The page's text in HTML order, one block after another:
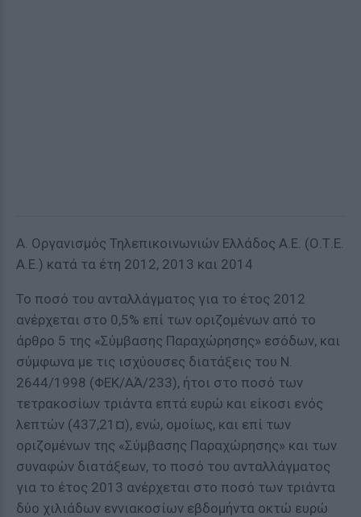
Α. Οργανισμός Τηλεπικοινωνιών Ελλάδος Α.Ε. (Ο.Τ.Ε.
Α.Ε.) κατά τα έτη 2012, 2013 και 2014
Το ποσό του ανταλλάγματος για το έτος 2012
ανέρχεται στο 0,5% επί των οριζομένων από το
άρθρο 5 της «Σύμβασης Παραχώρησης» εσόδων, και
σύμφωνα με τις ισχύουσες διατάξεις του Ν.
2644/1998 (ΦΕΚ/ΑΆ/233), ήτοι στο ποσό των
τετρακοσίων τριάντα επτά ευρώ και είκοσι ενός
λεπτών (437,21¤), ενώ, ομοίως, και επί των
οριζομένων της «Σύμβασης Παραχώρησης» και των
συναφών διατάξεων, το ποσό του ανταλλάγματος
για το έτος 2013 ανέρχεται στο ποσό των τριάντα
δύο χιλιάδων εννιακοσίων εβδομήντα οκτώ ευρώ